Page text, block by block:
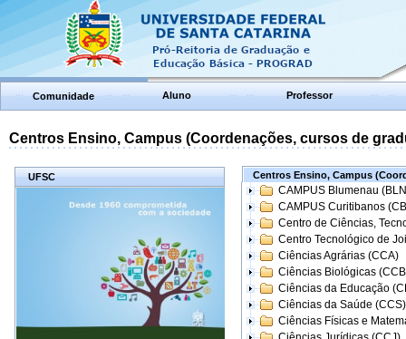
Comunidade Aluno Professor
Centros Ensino, Campus (Coordenações, cursos de
UFSC Centros Ensino, Campus
CAMPUS Blumenau
CAMPUS Curitibanos
Centro de Ciências,
Centro Tecnológico de
Ciências Agrárias (CCA)
Ciências Biológicas
Ciências da Educação
Ciências da Saúde (CCS)
Ciências Físicas e